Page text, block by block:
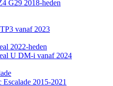
G29 2018-heden
vanaf 2023
2022-heden
U DM-i vanaf 2024
Escalade 2015-2021